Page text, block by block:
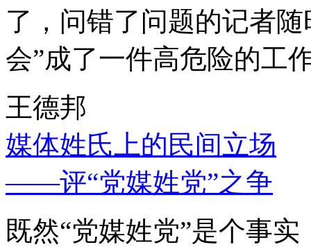
了，问错了问题的记者
会”成了一件高危险的工
王德邦
媒体姓氏上的民间立场
——评“党媒姓党”之争
既然“党媒姓党”是个事